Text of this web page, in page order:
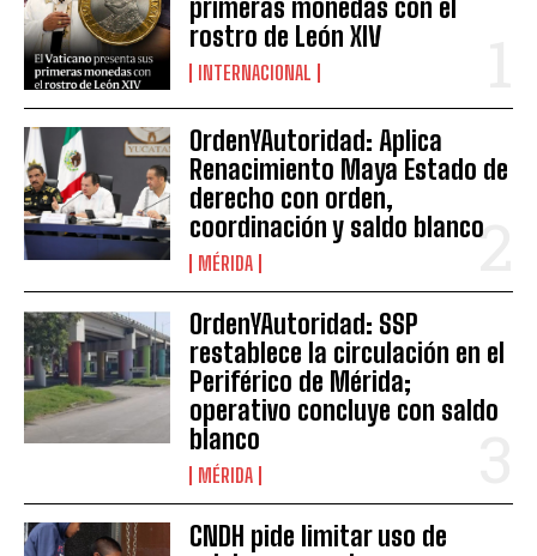
primeras monedas con el
rostro de León XIV
INTERNACIONAL
OrdenYAutoridad: Aplica
Renacimiento Maya Estado de
derecho con orden,
coordinación y saldo blanco
MÉRIDA
OrdenYAutoridad: SSP
restablece la circulación en el
Periférico de Mérida;
operativo concluye con saldo
blanco
MÉRIDA
CNDH pide limitar uso de